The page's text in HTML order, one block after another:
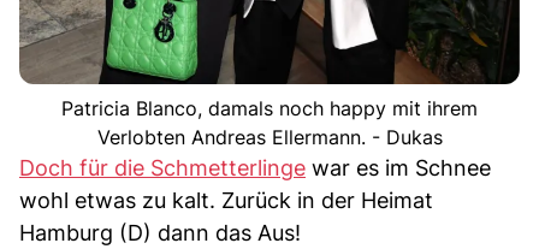
Patricia Blanco, damals noch happy mit ihrem
Verlobten Andreas Ellermann. - Dukas
Doch für die Schmetterlinge war es im Schnee
wohl etwas zu kalt. Zurück in der Heimat
Hamburg (D) dann das Aus!